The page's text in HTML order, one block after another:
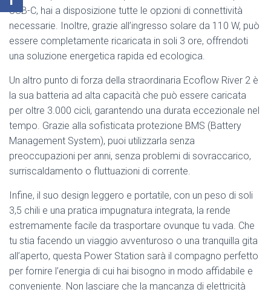
USB-C, hai a disposizione tutte le opzioni di connettività
necessarie. Inoltre, grazie all’ingresso solare da 110 W, può
essere completamente ricaricata in soli 3 ore, offrendoti
una soluzione energetica rapida ed ecologica.
Un altro punto di forza della straordinaria Ecoflow River 2 è
la sua batteria ad alta capacità che può essere caricata
per oltre 3.000 cicli, garantendo una durata eccezionale nel
tempo. Grazie alla sofisticata protezione BMS (Battery
Management System), puoi utilizzarla senza
preoccupazioni per anni, senza problemi di sovraccarico,
surriscaldamento o fluttuazioni di corrente.
Infine, il suo design leggero e portatile, con un peso di soli
3,5 chili e una pratica impugnatura integrata, la rende
estremamente facile da trasportare ovunque tu vada. Che
tu stia facendo un viaggio avventuroso o una tranquilla gita
all’aperto, questa Power Station sarà il compagno perfetto
per fornire l’energia di cui hai bisogno in modo affidabile e
conveniente. Non lasciare che la mancanza di elettricità